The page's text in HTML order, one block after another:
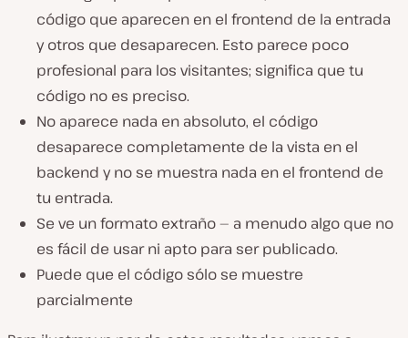
código que aparecen en el frontend de la entrada
y otros que desaparecen. Esto parece poco
profesional para los visitantes; significa que tu
código no es preciso.
No aparece nada en absoluto, el código
desaparece completamente de la vista en el
backend y no se muestra nada en el frontend de
tu entrada.
Se ve un formato extraño — a menudo algo que no
es fácil de usar ni apto para ser publicado.
Puede que el código sólo se muestre
parcialmente